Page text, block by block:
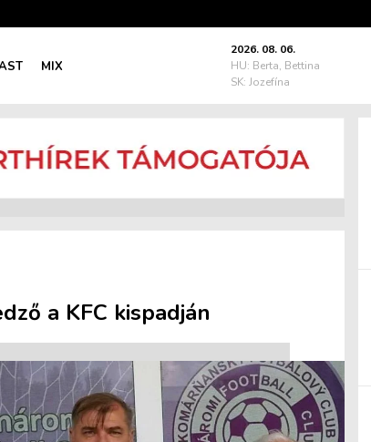
MIX
2026. 08. 06.
HU: Berta, Bettina
SK: Jozefína
a KFC kispadján